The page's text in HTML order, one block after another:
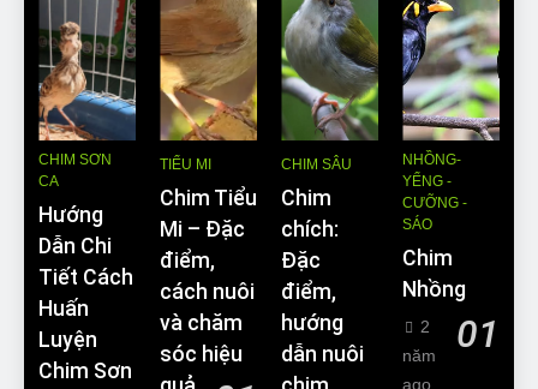
CHIM SƠN
CA
Hướng
Dẫn Chi
Tiết Cách
Huấn
Luyện
Chim Sơn
TIỂU MI
Chim Tiểu
Mi – Đặc
điểm,
cách nuôi
và chăm
sóc hiệu
CHIM SÂU
Chim
chích:
Đặc
điểm,
hướng
dẫn nuôi
NHỒNG-
YỂNG -
CƯỠNG -
SÁO
Chim
Nhồng
01
2
năm
ago